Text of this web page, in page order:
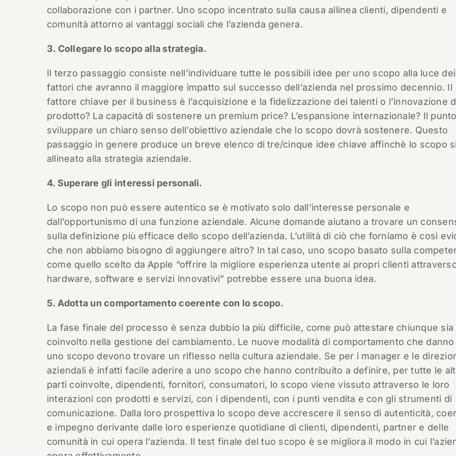
collaborazione con i partner. Uno scopo incentrato sulla causa allinea clienti, dipendenti e
comunità attorno ai vantaggi sociali che l’azienda genera.
3. Collegare lo scopo alla strategia.
Il terzo passaggio consiste nell’individuare tutte le possibili idee per uno scopo alla luce dei
fattori che avranno il maggiore impatto sul successo dell’azienda nel prossimo decennio. Il
fattore chiave per il business è l’acquisizione e la fidelizzazione dei talenti o l’innovazione
prodotto? La capacità di sostenere un premium price? L’espansione internazionale? Il
sviluppare un chiaro senso dell’obiettivo aziendale che lo scopo dovrà sostenere. Questo
passaggio in genere produce un breve elenco di tre/cinque idee chiave affinchè lo scopo
allineato alla strategia aziendale.
4. Superare gli interessi personali.
Lo scopo non può essere autentico se è motivato solo dall’interesse personale e
dall’opportunismo di una funzione aziendale. Alcune domande aiutano a trovare un
sulla definizione più efficace dello scopo dell’azienda. L’utilità di ciò che forniamo è così
che non abbiamo bisogno di aggiungere altro? In tal caso, uno scopo basato sulla
come quello scelto da Apple “offrire la migliore esperienza utente ai propri clienti
hardware, software e servizi innovativi” potrebbe essere una buona idea.
5. Adotta un comportamento coerente con lo scopo.
La fase finale del processo è senza dubbio la più difficile, come può attestare chiunque sia
coinvolto nella gestione del cambiamento. Le nuove modalità di comportamento che danno
uno scopo devono trovare un riflesso nella cultura aziendale. Se per i manager e le
aziendali è infatti facile aderire a uno scopo che hanno contribuito a definire, per tutte le
parti coinvolte, dipendenti, fornitori, consumatori, lo scopo viene vissuto attraverso le loro
interazioni con prodotti e servizi, con i dipendenti, con i punti vendita e con gli strumenti di
comunicazione. Dalla loro prospettiva lo scopo deve accrescere il senso di autenticità,
e impegno derivante dalle loro esperienze quotidiane di clienti, dipendenti, partner e delle
comunità in cui opera l’azienda. Il test finale del tuo scopo è se migliora il modo in cui